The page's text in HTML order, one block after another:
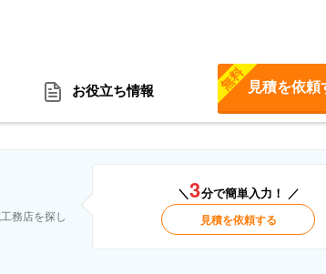
お役立ち情報 見積を依頼
無料
務店を探し
＼3分で簡単入力！ ／
見積を依頼する